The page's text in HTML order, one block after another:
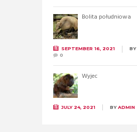
Bolita południowa
SEPTEMBER 16, 2021 BY
0
Wyjec
JULY 24, 2021 BYADMIN